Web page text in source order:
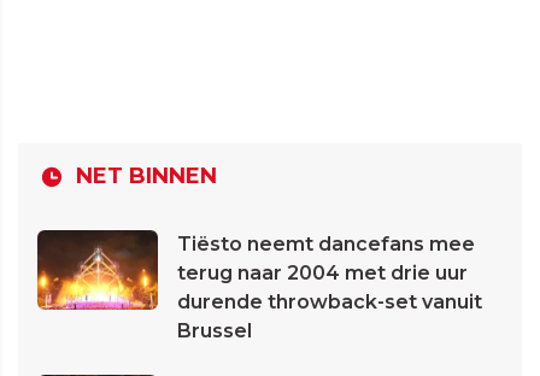
NET BINNEN
Tiësto neemt dancefans mee
terug naar 2004 met drie uur
durende throwback-set vanuit
Brussel